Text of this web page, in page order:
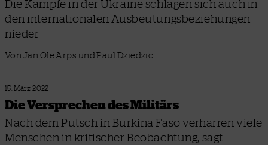
Die Kämpfe in der Ukraine schlagen sich auch in
den internationalen Ausbeutungsbeziehungen
nieder
Von Jan Ole Arps und Paul Dziedzic
15. März 2022
Die Versprechen des Militärs
Nach dem Putsch in Burkina Faso verharren viele
Menschen in kritischer Beobachtung, sagt